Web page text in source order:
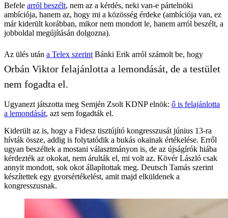
Befele arról beszélt, nem az a kérdés, neki van-e pártelnöki
ambíciója, hanem az, hogy mi a közösség érdeke (ambíciója van, ez
már kiderült korábban, mikor nem mondott le, hanem arról beszélt, a
jobboldal megújításán dolgozna).
Az ülés után a Telex szerint Bánki Erik arról számolt be, hogy
Orbán Viktor felajánlotta a lemondását, de a testület
nem fogadta el.
Ugyanezt játszotta meg Semjén Zsolt KDNP elnök: ő is felajánlotta
a lemondását, azt sem fogadták el.
Kiderült az is, hogy a Fidesz tisztújító kongresszusát június 13-ra
hívták össze, addig is folytatódik a bukás okainak értékelése. Erről
ugyan beszéltek a mostani választmányon is, de az újságírók hiába
kérdezték az okokat, nem árulták el, mi volt az. Kövér László csak
annyit mondott, sok okot állapítottak meg. Deutsch Tamás szerint
készítettek egy gyorsértékelést, amit majd elküldenek a
kongresszusnak.